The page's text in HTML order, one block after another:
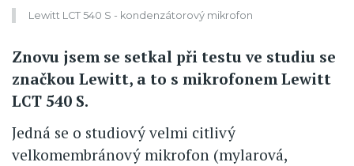
Lewitt LCT 540 S - kondenzátorový mikrofon
Znovu jsem se setkal při testu ve studiu se
značkou Lewitt, a to s mikrofonem Lewitt
LCT 540 S.
Jedná se o studiový velmi citlivý
velkomembránový mikrofon (mylarová,